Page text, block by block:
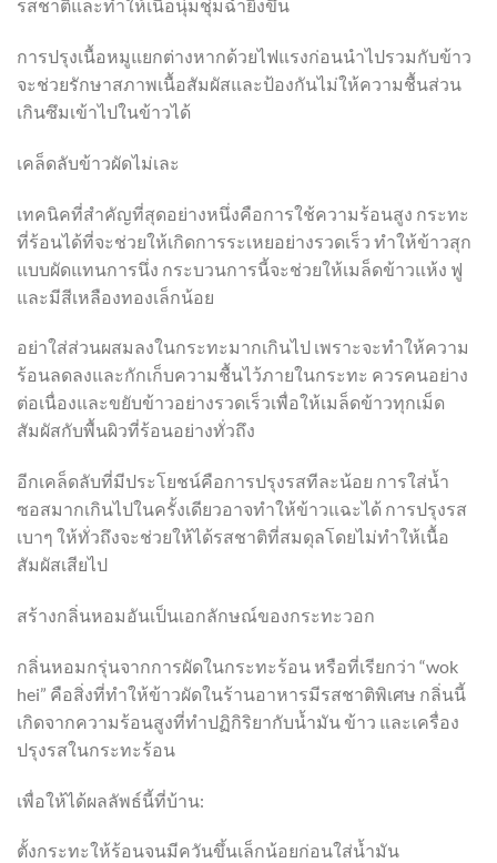
รสชาติและทำให้เนื้อนุ่มชุ่มฉ่ำยิ่งขึ้น
การปรุงเนื้อหมูแยกต่างหากด้วยไฟแรงก่อนนำไปรวมกับข้าว
จะช่วยรักษาสภาพเนื้อสัมผัสและป้องกันไม่ให้ความชื้นส่วน
เกินซึมเข้าไปในข้าวได้
เคล็ดลับข้าวผัดไม่เละ
เทคนิคที่สำคัญที่สุดอย่างหนึ่งคือการใช้ความร้อนสูง กระทะ
ที่ร้อนได้ที่จะช่วยให้เกิดการระเหยอย่างรวดเร็ว ทำให้ข้าวสุก
แบบผัดแทนการนึ่ง กระบวนการนี้จะช่วยให้เมล็ดข้าวแห้ง ฟู
และมีสีเหลืองทองเล็กน้อย
อย่าใส่ส่วนผสมลงในกระทะมากเกินไป เพราะจะทำให้ความ
ร้อนลดลงและกักเก็บความชื้นไว้ภายในกระทะ ควรคนอย่าง
ต่อเนื่องและขยับข้าวอย่างรวดเร็วเพื่อให้เมล็ดข้าวทุกเม็ด
สัมผัสกับพื้นผิวที่ร้อนอย่างทั่วถึง
อีกเคล็ดลับที่มีประโยชน์คือการปรุงรสทีละน้อย การใส่น้ำ
ซอสมากเกินไปในครั้งเดียวอาจทำให้ข้าวแฉะได้ การปรุงรส
เบาๆ ให้ทั่วถึงจะช่วยให้ได้รสชาติที่สมดุลโดยไม่ทำให้เนื้อ
สัมผัสเสียไป
สร้างกลิ่นหอมอันเป็นเอกลักษณ์ของกระทะวอก
กลิ่นหอมกรุ่นจากการผัดในกระทะร้อน หรือที่เรียกว่า “wok
hei” คือสิ่งที่ทำให้ข้าวผัดในร้านอาหารมีรสชาติพิเศษ กลิ่นนี้
เกิดจากความร้อนสูงที่ทำปฏิกิริยากับน้ำมัน ข้าว และเครื่อง
ปรุงรสในกระทะร้อน
เพื่อให้ได้ผลลัพธ์นี้ที่บ้าน:
ตั้งกระทะให้ร้อนจนมีควันขึ้นเล็กน้อยก่อนใส่น้ำมัน